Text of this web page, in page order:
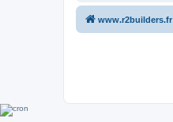
www.r2builders.fr